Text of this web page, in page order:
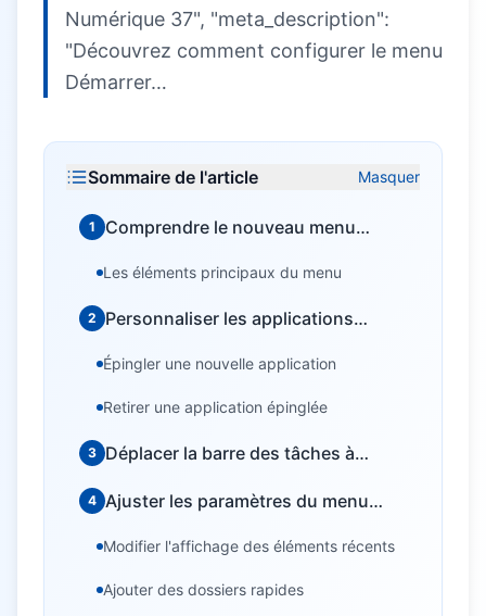
Numérique 37", "meta_description":
"Découvrez comment configurer le menu
Démarrer…
Sommaire de l'article Masquer
1
Comprendre le nouveau menu
Les éléments principaux du menu
2
Personnaliser les applications
Épingler une nouvelle application
Retirer une application épinglée
3 Déplacer la barre des tâches à
4 Ajuster les paramètres du menu
Modifier l'affichage des éléments récents
Ajouter des dossiers rapides